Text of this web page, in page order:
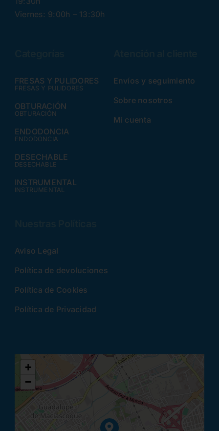
Viernes: 9:00h – 13:30h
FRESAS Y PULIDORES
FRESAS Y PULIDORES
OBTURACIÓN
OBTURACIÓN
ENDODONCIA
ENDODONCIA
DESECHABLE
DESECHABLE
INSTRUMENTAL
INSTRUMENTAL
Envíos y seguimiento
Sobre nosotros
Mi cuenta
Aviso Legal
Política de devoluciones
Política de Cookies
Política de Privacidad
+
−